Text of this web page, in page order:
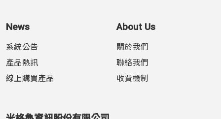
News
系統公告
產品熱訊
線上購買產品
About Us
關於我們
聯絡我們
收費機制